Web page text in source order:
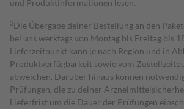
und Produktinformationen lesen.
3Die Übergabe deiner Bestellung an den
bei uns werktags von Montag bis Freitag bis
Lieferzeitpunkt kann je nach Region und in
Produktverfügbarkeit sowie vom
abweichen. Darüber hinaus können
Prüfungen, die zu deiner
Lieferfrist um die Dauer der Prüfungen